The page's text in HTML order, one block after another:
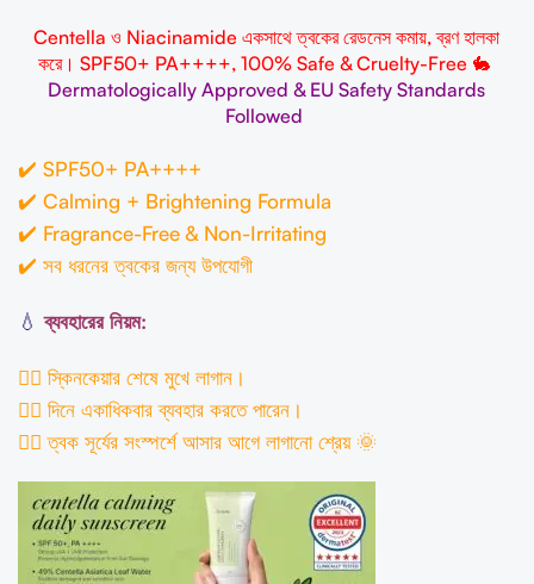
Centella ও Niacinamideএকসাথে ত্বকের রেডনেস কমায়,ব্রণ হালকা
করে। SPF50+ PA++++, 100% Safe & Cruelty-Free 🐇
Dermatologically Approved & EU Safety Standards
Followed
✔️ SPF50+ PA++++
✔️ Calming + Brightening Formula
✔️ Fragrance-Free & Non-Irritating
✔️ সব ধরনের ত্বকের জন্য উপযোগী
💧ব্যবহারের নিয়ম:
১️⃣ স্কিনকেয়ার শেষে মুখে লাগান।
২️⃣ দিনে একাধিকবার ব্যবহার করতে পারেন।
৩️⃣ ত্বক সূর্যের সংস্পর্শে আসার আগে লাগানো শ্রেয় 🌞